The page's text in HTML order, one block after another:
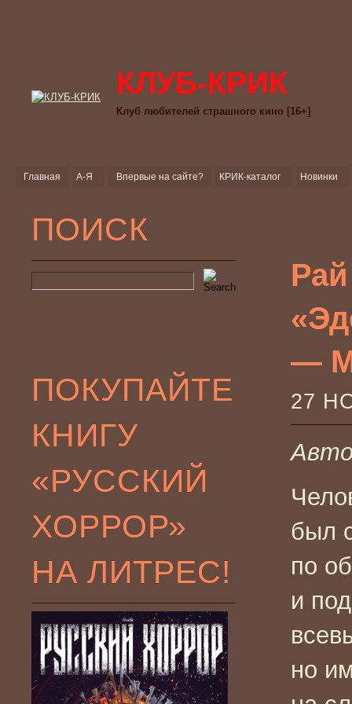
КЛУБ-КРИК
Клуб любителей страшного кино [16+]
Главная А-Я Впервые на сайте? КРИК-каталог Новинки
ПОИСК
ПОКУПАЙТЕ
КНИГУ
«РУССКИЙ
ХОРРОР»
НА ЛИТРЕС!
—
27
был
по
и
но